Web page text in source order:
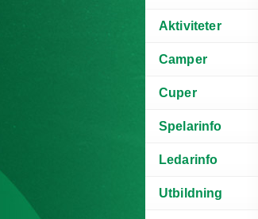
Aktiviteter
Camper
Cuper
Spelarinfo
Ledarinfo
Utbildning